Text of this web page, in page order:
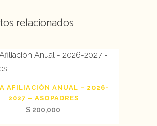
relacionados
AFILIACIÓN ANUAL – 2026-
2027 – ASOPADRES
$ 200,000